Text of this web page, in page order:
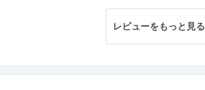
レビューをもっと見る